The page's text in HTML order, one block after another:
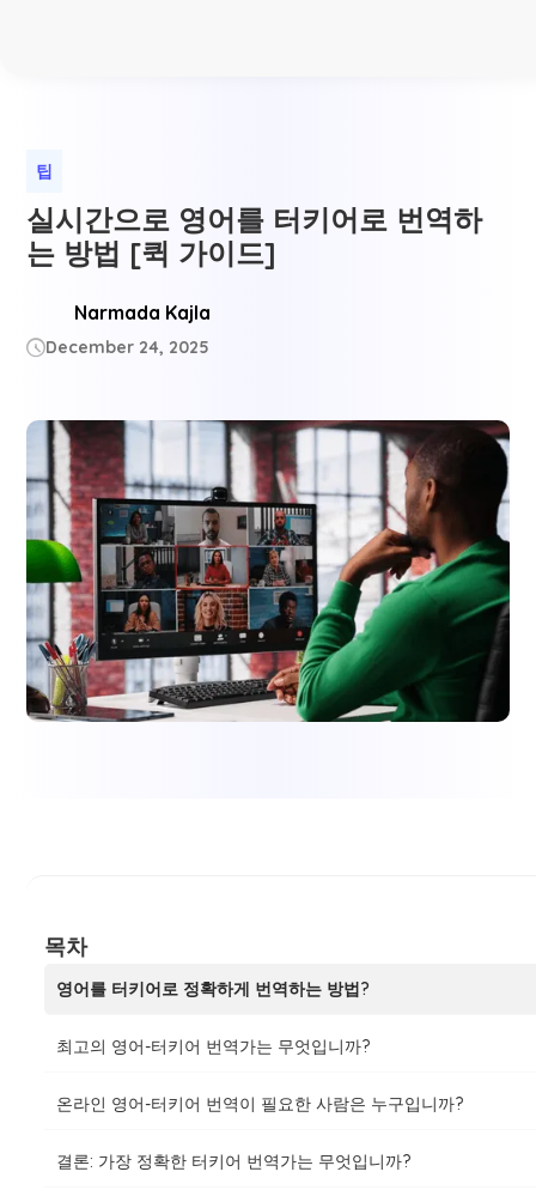
팁
실시간으로 영어를 터키어로 번역하
는 방법 [퀵 가이드]
Narmada Kajla
December 24, 2025
목차
영어를 터키어로 정확하게 번역하는 방법?
최고의 영어-터키어 번역가는 무엇입니까?
온라인 영어-터키어 번역이 필요한 사람은 누구입니까?
결론: 가장 정확한 터키어 번역가는 무엇입니까?